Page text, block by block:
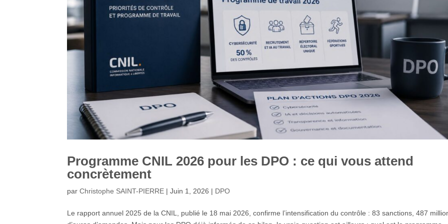
Programme CNIL 2026 pour les DPO : ce qui vous attend
concrètement
parChristophe SAINT-PIERRE |Juin 1, 2026 | DPO
Le rapport annuel 2025 de la CNIL, publié le 18 mai 2026, confirme l’intensification du contrôle : 83 sanctions, 487